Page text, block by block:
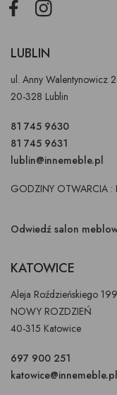
FacebookInstagram
LUBLIN
ul. Anny Walentynowicz
20-328 Lublin
81 745 9630
81 745 9631
lublin@innemeble.pl
GODZINY OTWARCIA :
Odwiedź salon
KATOWICE
Aleja Roździeńskiego 199
NOWY ROZDZIEŃ
40-315 Katowice
697 900 251
katowice@innemeble.pl